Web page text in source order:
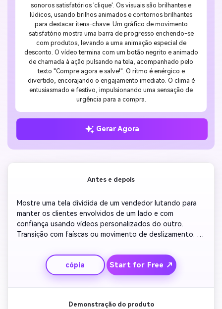
sonoros satisfatórios 'clique'. Os visuais são brilhantes e
lúdicos, usando brilhos animados e contornos brilhantes
para destacar itens-chave. Um gráfico de movimento
satisfatório mostra uma barra de progresso enchendo-se
com produtos, levando a uma animação especial de
desconto. O vídeo termina com um botão negrito e animado
de chamada à ação pulsando na tela, acompanhado pelo
texto "Compre agora e salve!". O ritmo é enérgico e
divertido, encorajando o engajamento imediato. O clima é
entusiasmado e festivo, impulsionando uma sensação de
urgência para a compra.
Gerar Agora
Antes e depois
Mostre uma tela dividida de um vendedor lutando para
manter os clientes envolvidos de um lado e com
confiança usando vídeos personalizados do outro.
Transição com faíscas ou movimento de deslizamento.
leads ou taxas de reunião. Adicione legendas ilustrando
transformação e mudanças de energia. Terminar com
música otimista e forte chamada à ação encorajando os
espectadores a fazer seu próprio vídeo agora.
cópia Start for Free ↗
Demonstração do produto